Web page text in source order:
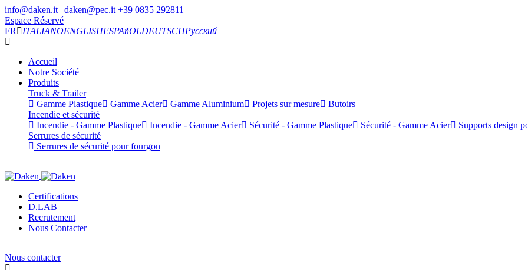
info@daken.it | daken@pec.it +39 0835 292811
Espace Réservé
FR
ITALIANOENGLISHESPAñOLDEUTSCHРусский
Accueil
Notre Société
Produits
Truck & Trailer
Gamme Plastique
Gamme Acier Gamme Aluminium Projets sur mesure
Butoirs
Incendie et sécurité
Incendie - Gamme Plastique
Incendie - Gamme Acier Sécurité - Gamme Plastique Sécurité - Gamme Acier
Supports design
Serrures de sécurité
Serrures de sécurité pour fourgon
Certifications
D.LAB
Recrutement
Nous Contacter
Nous contacter